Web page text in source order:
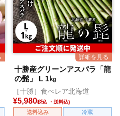
十勝産グリーンアスパラ「龍
の髭」 L 1㎏
［十勝］食べレア北海道
¥5,980税込
送料込み
冷蔵